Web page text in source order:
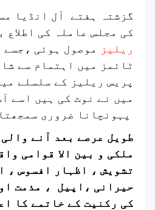
گزشتہ ہفتے آل انڈیا
کی مجلس عاملہ کی اطلاع
ریلیز
موصول ہوئی ،جسے
ٹائمز میں اہتمام سے
پریس ریلیز کے سلسلے
میں نے نوٹ کی ہیں اسے
پہونچانا ضروری
ملکی و بین الا قوامی
تشویش ، اظہار افسوس ،
حیرانی ،اپیل ، مذمت
کی رکنیت کے خاتمے کا